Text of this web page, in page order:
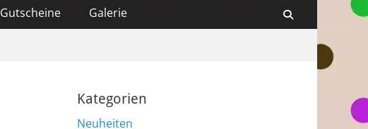
Gutscheine Galerie
Kategorien
Neuheiten